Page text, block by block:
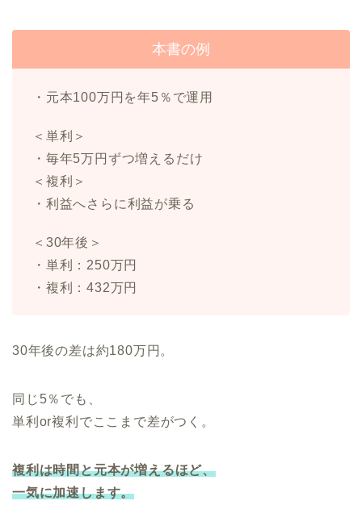
本書の例
・元本100万円を年5％で運用
＜単利＞
・毎年5万円ずつ増えるだけ
＜複利＞
・利益へさらに利益が乗る
＜30年後＞
・単利：250万円
・複利：432万円
30年後の差は約180万円。
同じ5％でも、
単利or複利でここまで差がつく。
複利は時間と元本が増えるほど、
一気に加速します。